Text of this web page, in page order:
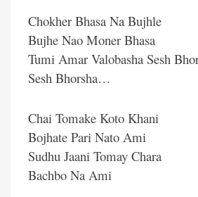
Chokher Bhasa Na Bujhle
Bujhe Nao Moner Bhasa
Tumi Amar Valobasha Sesh
Sesh Bhorsha…
Chai Tomake Koto Khani
Bojhate Pari Nato Ami
Sudhu Jaani Tomay Chara
Bachbo Na Ami